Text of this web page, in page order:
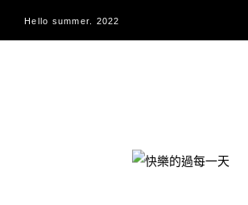
Hello summer. 2022
快樂的過